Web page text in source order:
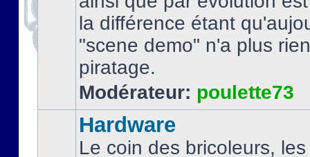
la différence étant
"scene demo" n'a plus
piratage.
Modérateur: poulette73
Hardware
Le coin des bricoleurs,